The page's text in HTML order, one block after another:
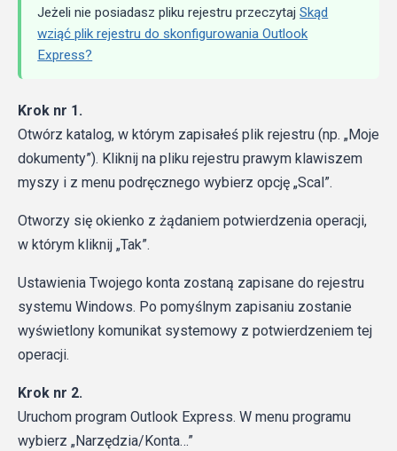
Jeżeli nie posiadasz pliku rejestru przeczytajSkąd
wziąć plik rejestru do skonfigurowania Outlook
Express?
Krok nr 1.
Otwórz katalog, w którym zapisałeś plik rejestru (np. „Moje
dokumenty”). Kliknij na pliku rejestru prawym klawiszem
myszy i z menu podręcznego wybierz opcję „Scal”.
Otworzy się okienko z żądaniem potwierdzenia operacji,
w którym kliknij „Tak”.
Ustawienia Twojego konta zostaną zapisane do rejestru
systemu Windows. Po pomyślnym zapisaniu zostanie
wyświetlony komunikat systemowy z potwierdzeniem tej
operacji.
Krok nr 2.
Uruchom program Outlook Express. W menu programu
wybierz „Narzędzia/Konta…”